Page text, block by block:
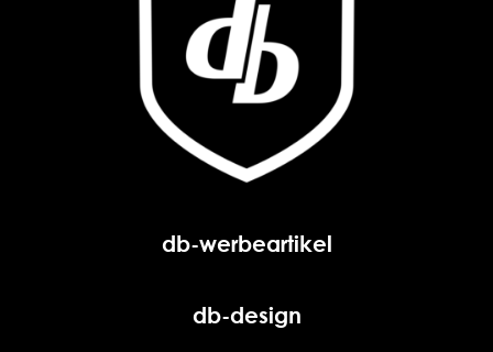
db-werbeartikel
db-design